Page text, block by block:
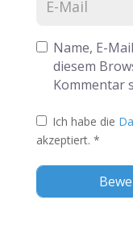
Name, E-
diesem
Kommentar
Ich habe die
akzeptiert. *